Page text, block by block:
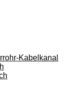
Kabelkanal